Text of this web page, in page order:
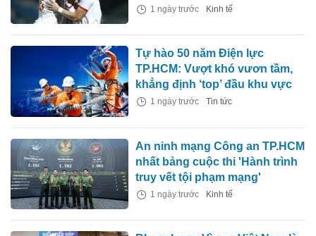
1 ngày trước Kinh tế
Tự hào 50 năm Điện lực
TP.HCM: Vượt khó vươn tầm,
khẳng định ‘top’ đầu khu vực
1 ngày trước Tin tức
An ninh mạng Công an TP.HCM
nhất bảng cuộc thi 'Hành trình
truy vết tội phạm mạng'
1 ngày trước Kinh tế